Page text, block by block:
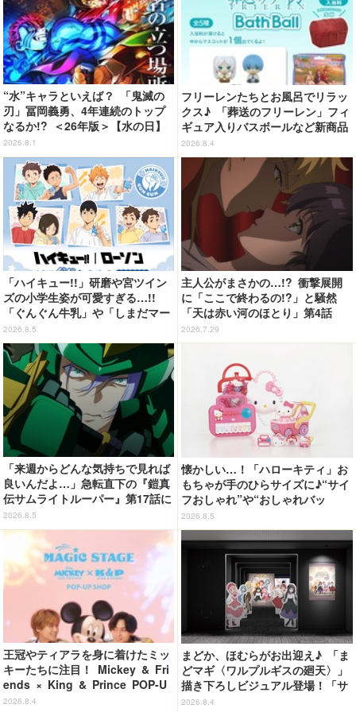
“水”キャラといえば？ 「鬼滅の
刃」冨岡義勇、4年連続のトップ
なるか!? ＜26年版＞【水の日】
2026.8.1
フリーレンたちとお風呂でリラッ
クス♪ 「葬送のフリーレン」フィ
ギュア入りバスボールなど新商品
が登場！ ミミックに食べられた
フリーレンも
2026.8.4
「ハイキュー!!」研磨や宮ツイン
ズの小学生姿が可愛すぎる…!!
「ぐんぐん牛乳」や「しまだマー
ト」デザインのグッズも!? ロー
ソン限定グッズが登場！
2026.8.5
主人公がまさかの…!? 衝撃展開
に「ここで終わるの!?」と騒然
「天は赤い河のほとり」第4話
【ネタバレあり反応まとめ】
2026.7.29
「来週からどんな気持ちで見れば
良いんだよ…」急転直下の『鎧真
伝サムライトルーパー』第17話に
感情の追いつかない視聴者が続
出…【ネタバレあり反応まとめ】
2026.8.5
懐かしい…！「ハローキティ」お
もちゃが手のひらサイズに♪“サイ
フおしゃれ”や“おしゃれバッ
グ”など カプセルトイ登場
2026.8.5
王冠やティアラを身に着けたミッ
キーたちに注目！ Mickey & Fri
ends × King & Prince POP-U
P SHOP「MAGIC STAGE」に新
2026.8.4
まどか、ほむらがお出迎え♪ 「ま
どマギ〈ワルプルギスの廻天〉」
描き下ろしビジュアル登場！「サ
ンシャインシティプリンスホテ
2026.8.4